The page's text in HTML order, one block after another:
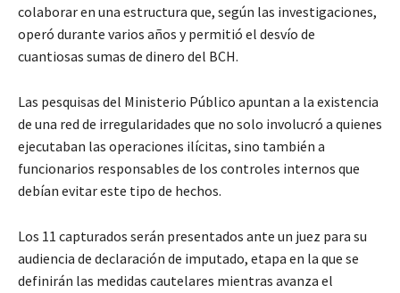
colaborar en una estructura que, según las investigaciones,
operó durante varios años y permitió el desvío de
cuantiosas sumas de dinero del BCH.
Las pesquisas del Ministerio Público apuntan a la existencia
de una red de irregularidades que no solo involucró a quienes
ejecutaban las operaciones ilícitas, sino también a
funcionarios responsables de los controles internos que
debían evitar este tipo de hechos.
Los 11 capturados serán presentados ante un juez para su
audiencia de declaración de imputado, etapa en la que se
definirán las medidas cautelares mientras avanza el